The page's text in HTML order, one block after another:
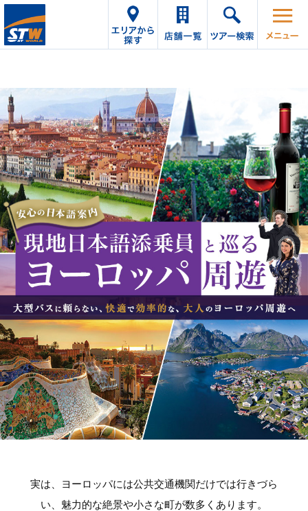
実は、ヨーロッパには公共交通機関だけでは行きづら
い、魅力的な絶景や小さな町が数多くあります。